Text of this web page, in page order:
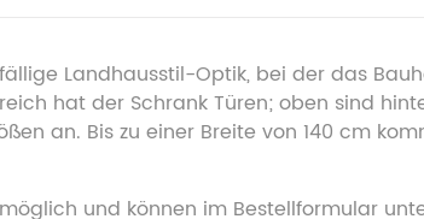
Landhausstil-Optik, bei der das
hat der Schrank Türen; oben sind
an. Bis zu einer Breite von 140 cm
und können im Bestellformular